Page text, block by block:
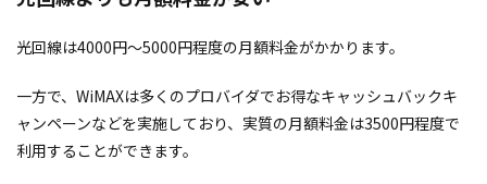
光回線は4000円〜5000円程度の月額料金がかかります。
一方で、WiMAXは多くのプロバイダでお得なキャッシュバックキ
ャンペーンなどを実施しており、実質の月額料金は3500円程度で
利用することができます。